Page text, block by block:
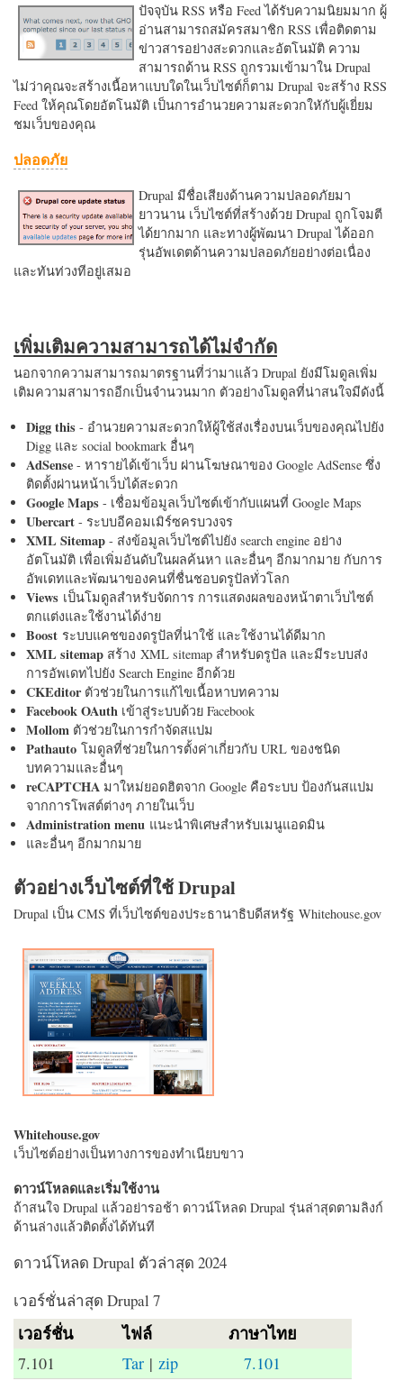
ปัจจุบัน RSS หรือ Feed ได้รับความนิยมมาก ผู้
อ่านสามารถสมัครสมาชิก RSS เพื่อติดตาม
ข่าวสารอย่างสะดวกและอัตโนมัติ ความ
สามารถด้าน RSS ถูกรวมเข้ามาใน Drupal
ไม่ว่าคุณจะสร้างเนื้อหาแบบใดในเว็บไซต์ก็ตาม Drupal จะสร้าง RSS
Feed ให้คุณโดยอัตโนมัติ เป็นการอำนวยความสะดวกใหักับผู้เยี่ยม
ชมเว็บของคุณ
ปลอดภัย
Drupal มีชื่อเสียงด้านความปลอดภัยมา
ยาวนาน เว็บไซต์ที่สร้างด้วย Drupal ถูกโจมตี
ได้ยากมาก และทางผู้พัฒนา Drupal ได้ออก
รุ่นอัพเดตด้านความปลอดภัยอย่างต่อเนื่อง
และทันท่วงทีอยู่เสมอ
เพิ่มเติมความสามารถได้ไม่จำกัด
นอกจากความสามารถมาตรฐานที่ว่ามาแล้ว Drupal ยังมีโมดูลเพิ่ม
เติมความสามารถอีกเป็นจำนวนมาก ตัวอย่างโมดูลที่น่าสนใจมีดังนี้
Digg this - อำนวยความสะดวกให้ผู้ใช้ส่งเรื่องบนเว็บของคุณไปยัง
Digg และ social bookmark อื่นๆ
AdSense - หารายได้เข้าเว็บ ผ่านโฆษณาของ Google AdSense ซึ่ง
ติดตั้งผ่านหน้าเว็บได้สะดวก
Google Maps - เชื่อมข้อมูลเว็บไซต์เข้ากับแผนที่ Google Maps
Ubercart - ระบบอีคอมเมิร์ซครบวงจร
XML Sitemap - ส่งข้อมูลเว็บไซต์ไปยัง search engine อย่าง
อัตโนมัติ เพื่อเพิ่มอันดับในผลค้นหา และอื่นๆ อีกมากมาย กับการ
อัพเดทและพัฒนาของคนที่ชื่นชอบดรูปัลทั่วโลก
Views เป็นโมดูลสำหรับจัดการ การแสดงผลของหน้าตาเว็บไซต์
ตกแต่งและใช้งานได้ง่าย
Boost ระบบแคชของดรูปัลที่น่าใช้ และใช้งานได้ดีมาก
XML sitemap สร้าง XML sitemap สำหรับดรูปัล และมีระบบส่ง
การอัพเดทไปยัง Search Engine อีกด้วย
CKEditorตัวช่วยในการแก้ไขเนื้อหาบทความ
Facebook OAuth เข้าสู่ระบบด้วย Facebook
Mollom ตัวช่วยในการกำจัดสแปม
Pathauto โมดูลที่ช่วยในการตั้งค่าเกี่ยวกับ URL ของชนิด
บทความและอื่นๆ
reCAPTCHA มาใหม่ยอดฮิตจาก Google คือระบบ ป้องกันสแปม
จากการโพสต์ต่างๆ ภายในเว็บ
Administration menu แนะนำพิเศษสำหรับเมนูแอดมิน
และอื่นๆ อีกมากมาย
ตัวอย่างเว็บไซต์ที่ใช้ Drupal
Drupal เป็น CMS ที่เว็บไซต์ของประธานาธิบดีสหรัฐ Whitehouse.gov
Whitehouse.gov
เว็บไซต์อย่างเป็นทางการของทำเนียบขาว
ดาวน์โหลดและเริ่มใช้งาน
ถ้าสนใจ Drupal แล้วอย่ารอช้า ดาวน์โหลด Drupal รุ่นล่าสุดตามลิงก์
ด้านล่างแล้วติดตั้งได้ทันที
ดาวน์โหลด Drupal ตัวล่าสุด 2024
เวอร์ชั่นล่าสุด Drupal 7
เวอร์ชั่น ไฟล์ ภาษาไทย
7.101 Tar |zip 7.101